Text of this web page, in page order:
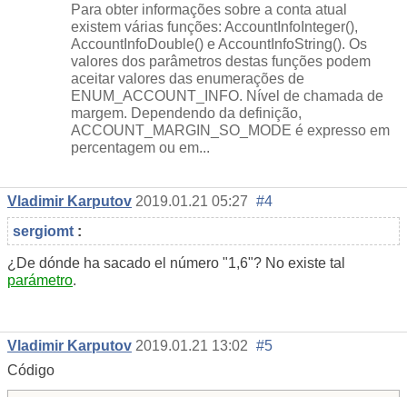
Para obter informações sobre a conta atual
existem várias funções: AccountInfoInteger(),
AccountInfoDouble() e AccountInfoString(). Os
valores dos parâmetros destas funções podem
aceitar valores das enumerações de
ENUM_ACCOUNT_INFO. Nível de chamada de
margem. Dependendo da definição,
ACCOUNT_MARGIN_SO_MODE é expresso em
percentagem ou em...
Vladimir Karputov 2019.01.21 05:27 #4
sergiomt :
¿De dónde ha sacado el número "1,6"? No existe tal
parámetro.
Vladimir Karputov 2019.01.21 13:02 #5
Código